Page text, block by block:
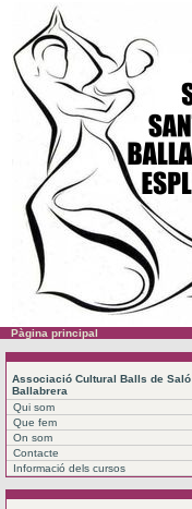
Pàgina principal
Associació Cultural Balls de Saló
Ballabrera
Qui som
Que fem
On som
Contacte
Informació dels cursos